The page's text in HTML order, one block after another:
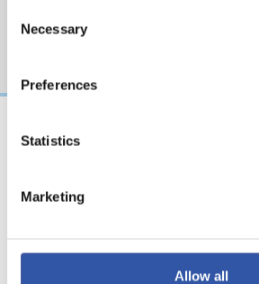
Selection
Necessary
Preferences
Statistics
Marketing
Allow all
马年将为我们带来好